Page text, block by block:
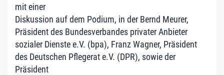
mit einer
Diskussion auf dem Podium, in der Bernd Meurer,
Präsident des Bundesverbandes privater Anbieter
sozialer Dienste e.V. (bpa), Franz Wagner, Präsident
des Deutschen Pflegerat e.V. (DPR), sowie der
Präsident